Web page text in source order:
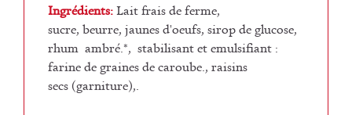
Ingrédients:Lait frais de ferme,
sucre, beurre, jaunes d'oeufs, sirop de glucose,
rhum ambré.*, stabilisant et emulsifiant :
farine de graines de caroube., raisins
secs (garniture),.